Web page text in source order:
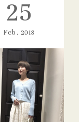
25
Feb 2018